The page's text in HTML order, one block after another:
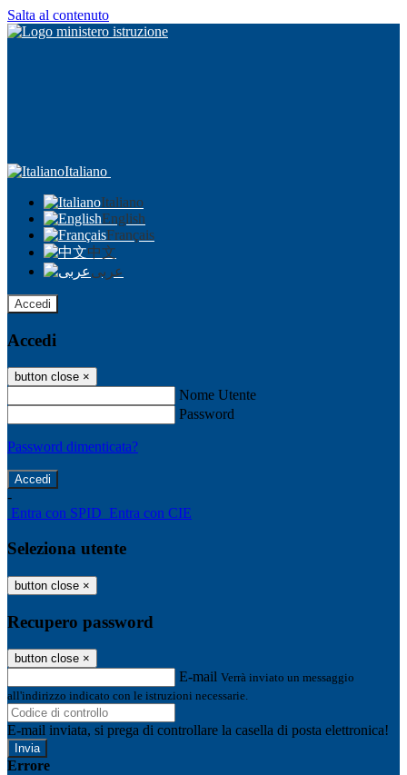
Salta al contenuto
Italiano
Italiano
English
Français
中文
عربى
Accedi
Accedi
button close ×
Nome Utente
Password
Password dimenticata?
-
Entra con SPID Entra con CIE
Seleziona utente
button close ×
Recupero password
button close ×
E-mail Verrà inviato un messaggio
all'indirizzo indicato con le istruzioni necessarie.
E-mail inviata, si prega di controllare la casella di posta elettronica!
Errore